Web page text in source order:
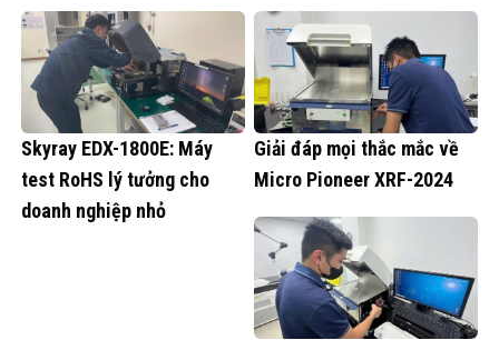
Skyray EDX-1800E: Máy
test RoHS lý tưởng cho
doanh nghiệp nhỏ
Giải đáp mọi thắc mắc về
Micro Pioneer XRF-2024